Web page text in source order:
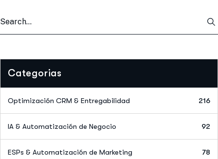
Categorias
Optimización CRM & Entregabilidad 216
IA & Automatización de Negocio 92
ESPs & Automatización de Marketing 78